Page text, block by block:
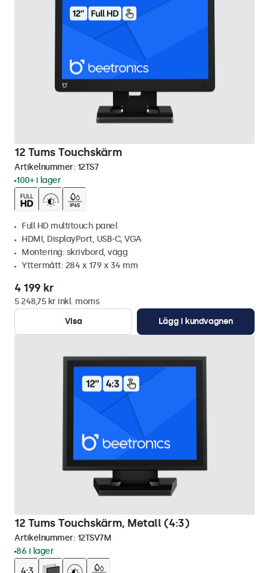
12 Tums Touchskärm
Artikelnummer: 12TS7
100+ i lager
Full HD multitouch panel
HDMI, DisplayPort, USB-C, VGA
Montering: skrivbord, vägg
Yttermått: 284 x 179 x 34 mm
4 199 kr
5 248,75 kr inkl. moms
Visa
Lägg i kundvagnen
12 Tums Touchskärm, Metall (4:3)
Artikelnummer: 12TSV7M
86 i lager